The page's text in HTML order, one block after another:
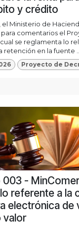
y crédito
el Ministerio de
comentarios el
se reglamenta lo
en la fuente ...
Proyecto de
003 -
referente a la
electrónica de
valor